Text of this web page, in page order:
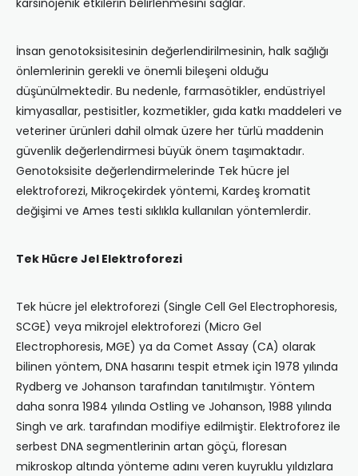
karsinojenik etkilerin belirlenmesini sağlar.
İnsan genotoksisitesinin değerlendirilmesinin, halk sağlığı
önlemlerinin gerekli ve önemli bileşeni olduğu
düşünülmektedir. Bu nedenle, farmasötikler, endüstriyel
kimyasallar, pestisitler, kozmetikler, gıda katkı maddeleri ve
veteriner ürünleri dahil olmak üzere her türlü maddenin
güvenlik değerlendirmesi büyük önem taşımaktadır.
Genotoksisite değerlendirmelerinde Tek hücre jel
elektroforezi, Mikroçekirdek yöntemi, Kardeş kromatit
değişimi ve Ames testi sıklıkla kullanılan yöntemlerdir.
Tek Hücre Jel Elektroforezi
Tek hücre jel elektroforezi (Single Cell Gel Electrophoresis,
SCGE) veya mikrojel elektroforezi (Micro Gel
Electrophoresis, MGE) ya da Comet Assay (CA) olarak
bilinen yöntem, DNA hasarını tespit etmek için 1978 yılında
Rydberg ve Johanson tarafından tanıtılmıştır. Yöntem
daha sonra 1984 yılında Ostling ve Johanson, 1988 yılında
Singh ve ark. tarafından modifiye edilmiştir. Elektroforez ile
serbest DNA segmentlerinin artan göçü, floresan
mikroskop altında yönteme adını veren kuyruklu yıldızlara